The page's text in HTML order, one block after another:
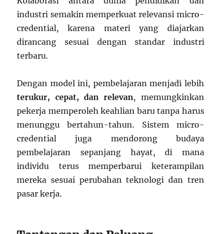
industri semakin memperkuat relevansi micro-
credential, karena materi yang diajarkan
dirancang sesuai dengan standar industri
terbaru.
Dengan model ini, pembelajaran menjadi lebih
terukur, cepat, dan relevan, memungkinkan
pekerja memperoleh keahlian baru tanpa harus
menunggu bertahun-tahun. Sistem micro-
credential juga mendorong budaya
pembelajaran sepanjang hayat, di mana
individu terus memperbarui keterampilan
mereka sesuai perubahan teknologi dan tren
pasar kerja.